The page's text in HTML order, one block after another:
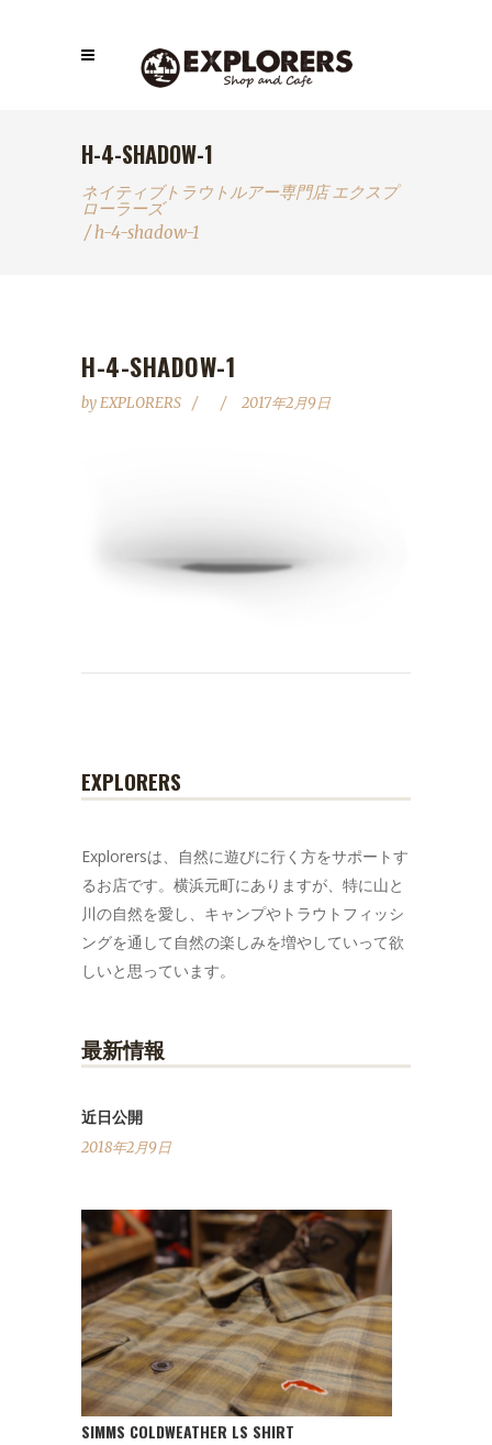
H-4-SHADOW-1
ネイティブトラウトルアー専門店 エクスプ
ローラーズ
/h-4-shadow-1
H-4-SHADOW-1
byEXPLORERS 2017年2月9日
EXPLORERS
Explorersは、自然に遊びに行く方をサポートす
るお店です。横浜元町にありますが、特に山と
川の自然を愛し、キャンプやトラウトフィッシ
ングを通して自然の楽しみを増やしていって欲
しいと思っています。
最新情報
近日公開
2018年2月9日
SIMMS COLDWEATHER LS SHIRT